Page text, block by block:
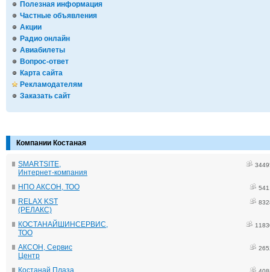
Полезная информация
Частные объявления
Акции
Радио онлайн
Авиабилеты
Вопрос-ответ
Карта сайта
Рекламодателям
Заказать сайт
Компании Костаная
SMARTSITE,
Интернет-компания
НПО АКСОН, ТОО
RELAX KST
(РЕЛАКС)
КОСТАНАЙШИНСЕРВИС,
ТОО
АКСОН, Сервис
Центр
Костанай Плаза